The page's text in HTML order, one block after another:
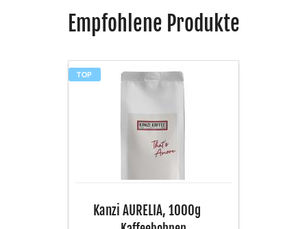
Empfohlene Produkte
Kanzi
TOP
Kanzi AURELIA, 1000g